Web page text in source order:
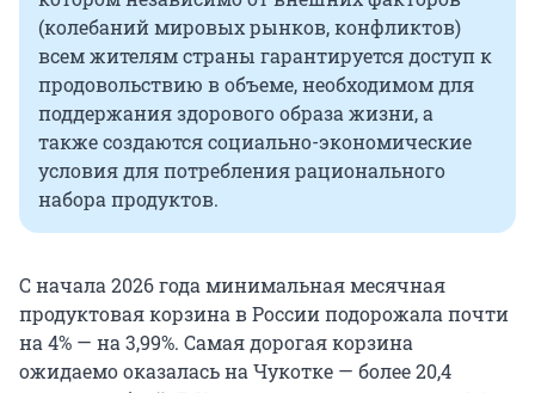
(колебаний мировых рынков, конфликтов)
всем жителям страны гарантируется доступ к
продовольствию в объеме, необходимом для
поддержания здорового образа жизни, а
также создаются социально-экономические
условия для потребления рационального
набора продуктов.
С начала 2026 года минимальная месячная
продуктовая корзина в России подорожала почти
на 4% — на 3,99%. Самая дорогая корзина
ожидаемо оказалась на Чукотке — более 20,4